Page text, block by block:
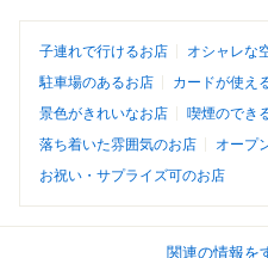
子連れで行けるお店 オシャレな
駐車場のあるお店
カードが使え
景色がきれいなお店
喫煙のでき
落ち着いた雰囲気のお店
オープ
お祝い・サプライズ可のお店
関連の情報を